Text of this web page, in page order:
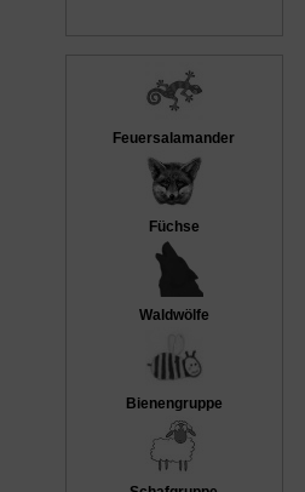
Feuersalamander
Füchse
Waldwölfe
Bienengruppe